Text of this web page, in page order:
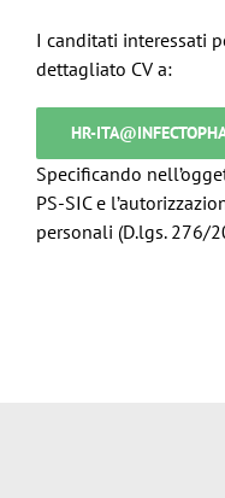
I canditati interessati
dettagliato CV a:
HR-
Specificando
PS-SIC e
personali (D.lgs. 276/